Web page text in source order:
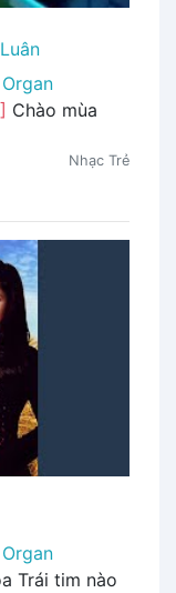
Organ
Chào mùa
Nhạc Trẻ
Organ
Trái tim nào